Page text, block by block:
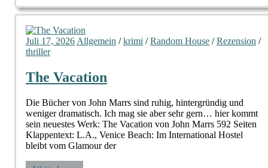
Juli 17, 2026 Allgemein /krimi /Random House /Rezension /
thriller
The Vacation
Die Bücher von John Marrs sind ruhig, hintergründig und
weniger dramatisch. Ich mag sie aber sehr gern… hier kommt
sein neuestes Werk: The Vacation von John Marrs 592 Seiten
Klappentext: L.A., Venice Beach: Im International Hostel
bleibt vom Glamour der